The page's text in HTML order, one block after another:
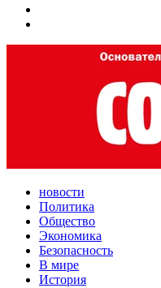
новости
Политика
Общество
Экономика
Безопасность
В мире
История